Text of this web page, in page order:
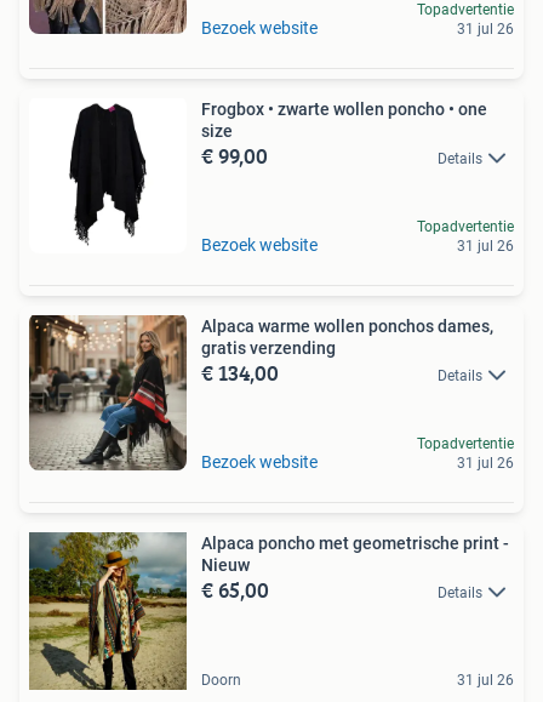
Bezoek website
Topadvertentie
31 jul 26
Frogbox • zwarte wollen poncho • one
size
€ 99,00 Details
Bezoek website
Topadvertentie
31 jul 26
Alpaca warme wollen ponchos dames,
gratis verzending
€ 134,00 Details
Bezoek website
Topadvertentie
31 jul 26
Alpaca poncho met geometrische print -
Nieuw
€ 65,00 Details
Doorn 31 jul 26